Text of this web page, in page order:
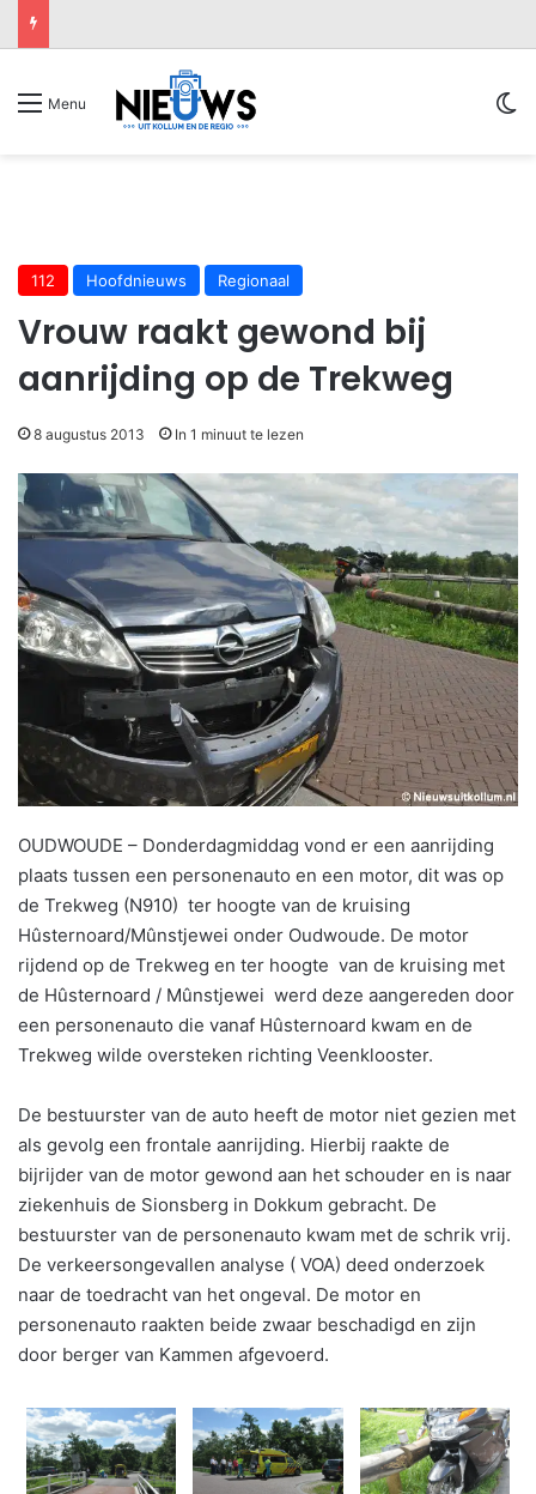
Menu
112 Hoofdnieuws Regionaal
Vrouw raakt gewond bij
aanrijding op de Trekweg
8 augustus 2013 In 1 minuut te lezen
OUDWOUDE – Donderdagmiddag vond er een aanrijding
plaats tussen een personenauto en een motor, dit was op
de Trekweg (N910) ter hoogte van de kruising
Hûsternoard/Mûnstjewei onder Oudwoude. De motor
rijdend op de Trekweg en ter hoogte van de kruising met
de Hûsternoard / Mûnstjewei werd deze aangereden door
een personenauto die vanaf Hûsternoard kwam en de
Trekweg wilde oversteken richting Veenklooster.
De bestuurster van de auto heeft de motor niet gezien met
als gevolg een frontale aanrijding. Hierbij raakte de
bijrijder van de motor gewond aan het schouder en is naar
ziekenhuis de Sionsberg in Dokkum gebracht. De
bestuurster van de personenauto kwam met de schrik vrij.
De verkeersongevallen analyse ( VOA) deed onderzoek
naar de toedracht van het ongeval. De motor en
personenauto raakten beide zwaar beschadigd en zijn
door berger van Kammen afgevoerd.